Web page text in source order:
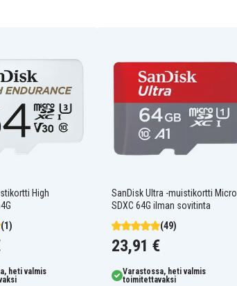
High
(1)
heti valmis
SanDisk Ultra -muistikortti Micro
SDXC 64G ilman sovitinta
(49)
23,91 €
Varastossa, heti valmis
toimitettavaksi